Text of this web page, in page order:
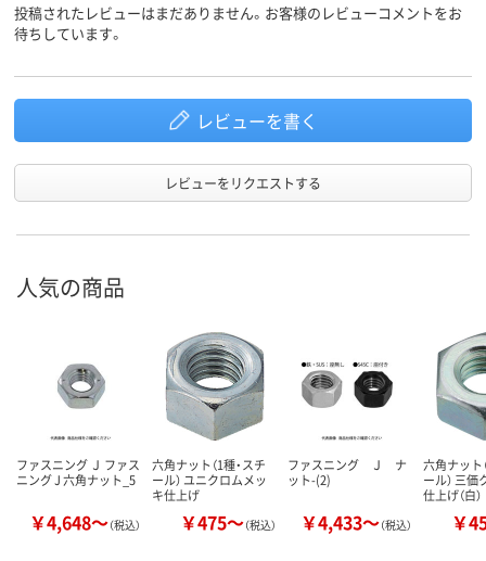
投稿されたレビューはまだありません。お客様のレビューコメントをお
待ちしています。
レビューを書く
レビューをリクエストする
人気の商品
ファスニング Ｊ ファス
ニング J 六角ナット_5
￥4,648～（税込）
六角ナット（1種・スチ
ール） ユニクロムメッ
キ仕上げ
￥475～（税込）
ファスニング Ｊ ナ
ット-(2)
￥4,433～（税込）
六角ナット
ール） 三
仕上げ（白）
￥